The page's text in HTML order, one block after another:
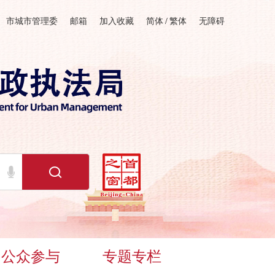
市城市管理委 邮箱 加入收藏 简体 / 繁体 无障碍
公众参与 专题专栏